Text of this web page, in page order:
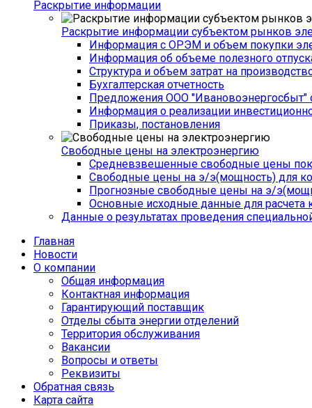
Раскрытие информации
Раскрытие информации субъектом рынков
Информация с ОРЭМ и объем покупки
Информация об объеме полезного
Структура и объем затрат на
Бухгалтерская отчетность
Предложения ООО "Ивановоэнергосбыт"
Информация о реализации
Приказы, постановления
Свободные цены на электроэнергию
Средневзвешенные свободные цены
Свободные цены на э/э(мощность) для
Прогнозные свободные цены на э/
Основные исходные данные для расчета
Данные о результатах проведения
Главная
Новости
О компании
Общая информация
­Контактная информация
Гарантирующий поставщик
Отделы сбыта энергии отделений
Территория обслуживания
Вакансии
Вопросы и ответы
Реквизиты
­Обратная связь
Карта сайта